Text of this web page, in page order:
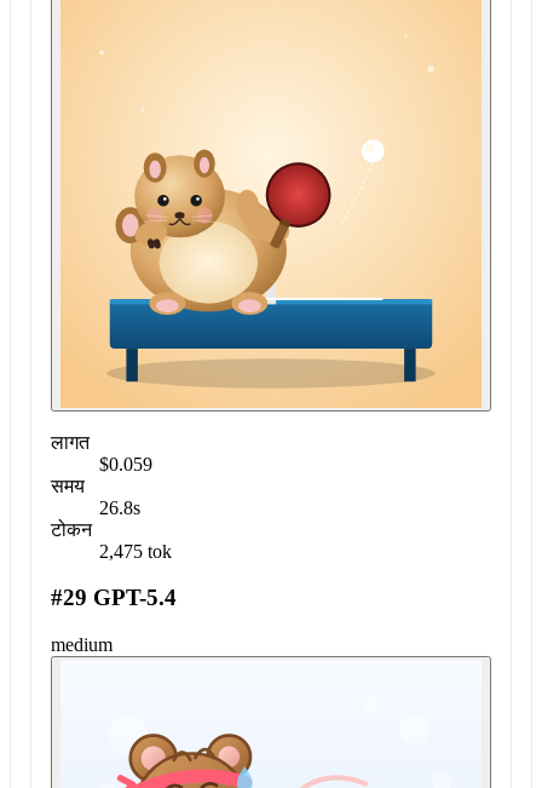
लागत
$0.059
समय
26.8s
टोकन
2,475 tok
#29 GPT-5.4
medium